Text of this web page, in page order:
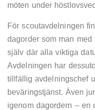
möten under
För scoutavdelningen
dagorder som man
själv där alla viktiga
Avdelningen har
tillfällig avdelningschef
beväringstjänst. Även
igenom dagordern – en